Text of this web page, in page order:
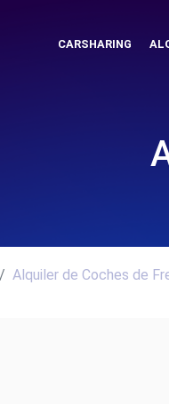
CARSHARING
Alquiler de Coches de